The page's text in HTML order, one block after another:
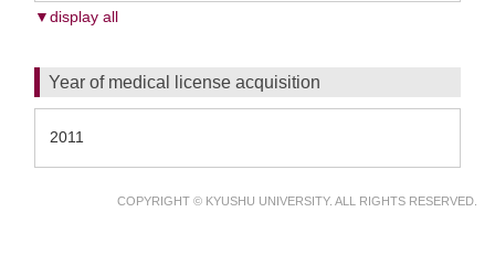
▼display all
Year of medical license acquisition
2011
COPYRIGHT © KYUSHU UNIVERSITY. ALL RIGHTS RESERVED.